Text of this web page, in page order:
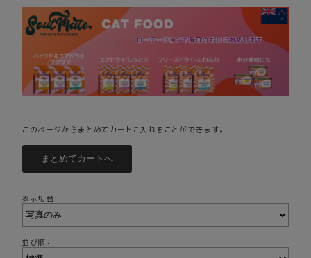
このページからまとめてカートに入れることができます。
表示切替：
並び順：